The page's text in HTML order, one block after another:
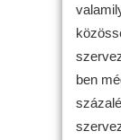
ben